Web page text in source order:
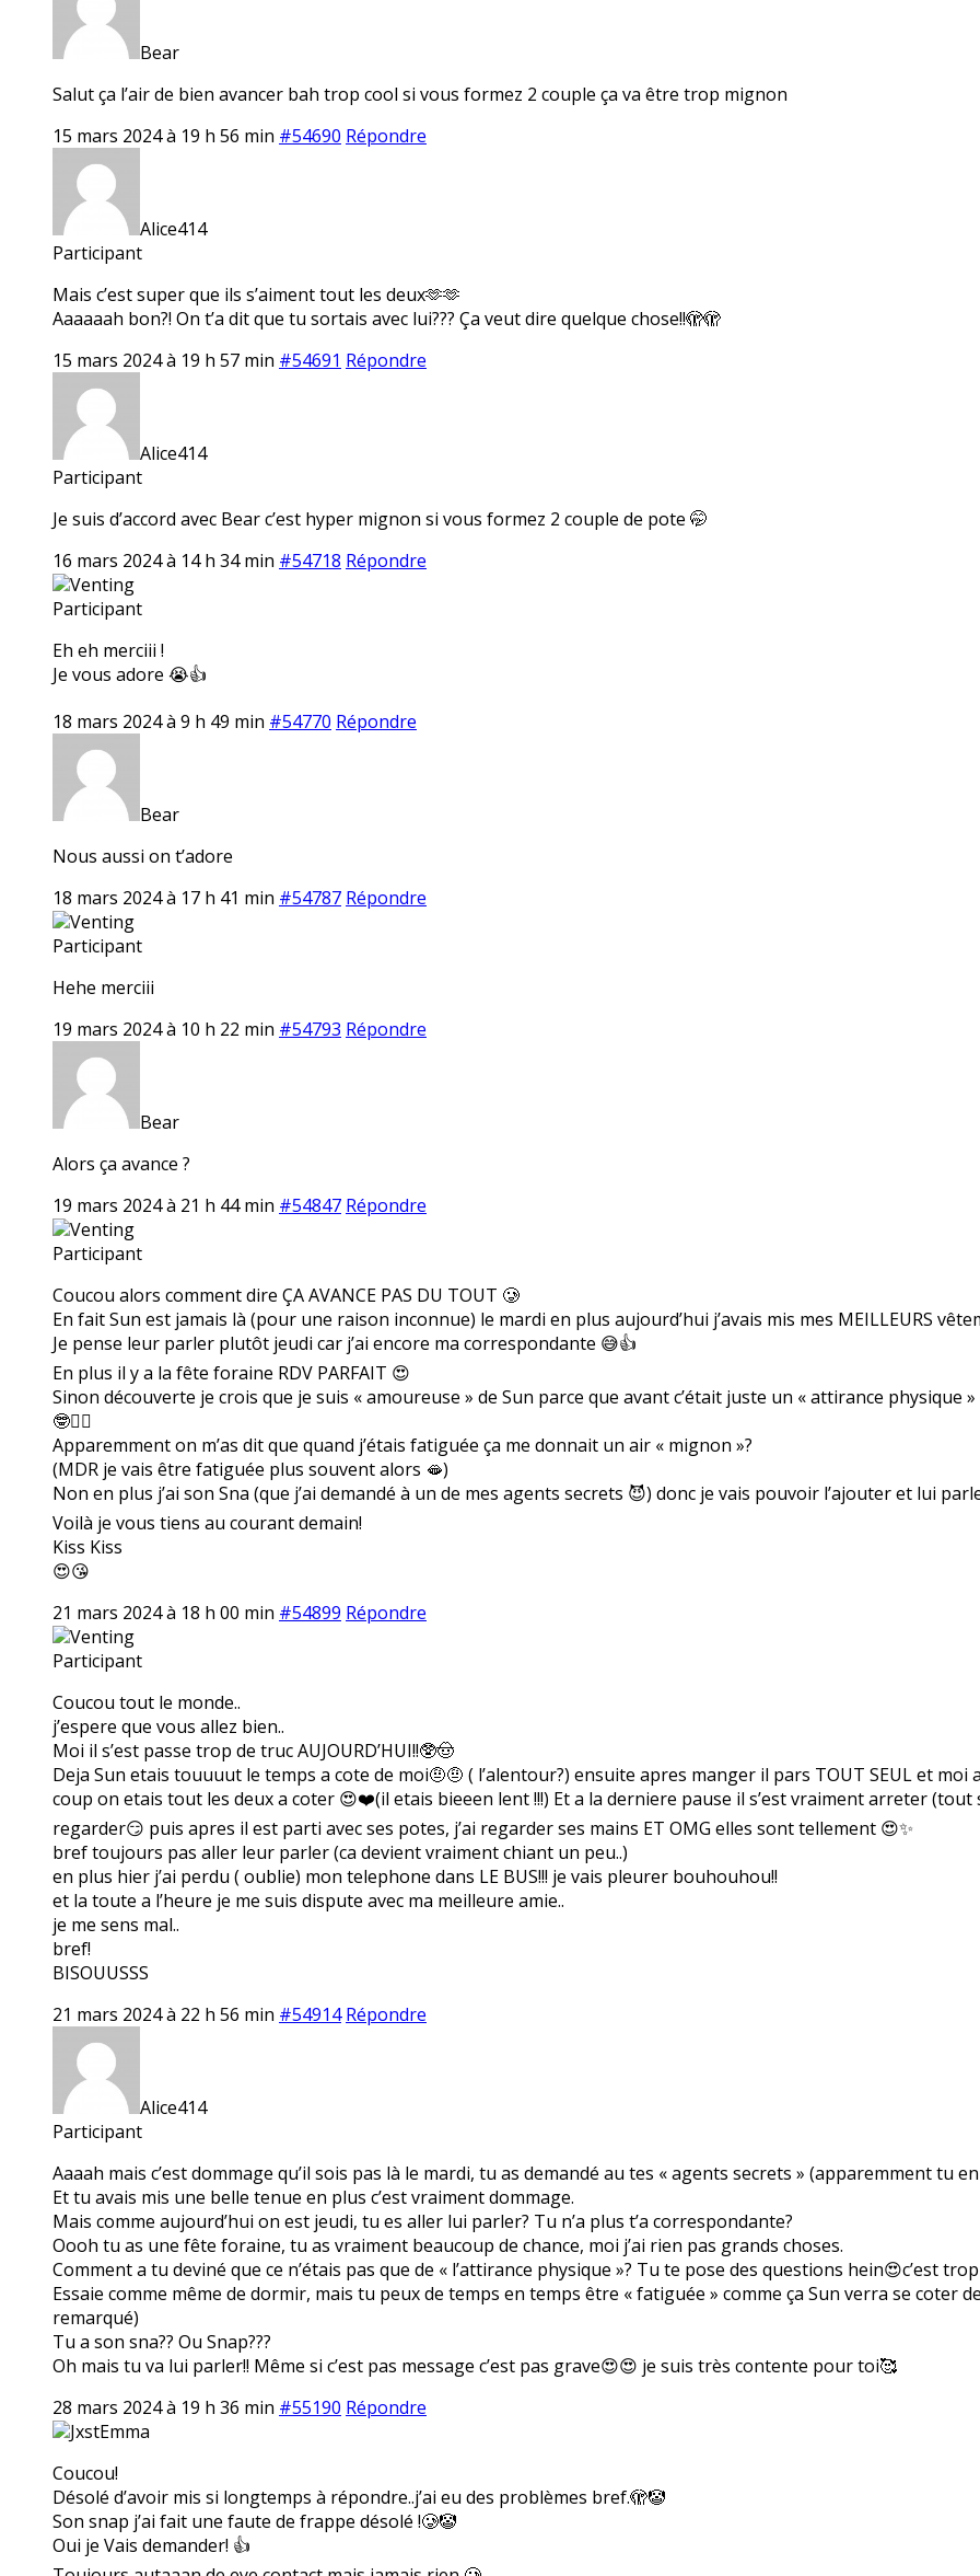
Bear
Salut ça l’air de bien avancer bah trop cool si vous formez 2 couple ça va être trop mignon
15 mars 2024 à 19 h 56 min #54690 Répondre
Alice414
Participant
Mais c’est super que ils s’aiment tout les deux🫶🫶
Aaaaaah bon?! On t’a dit que tu sortais avec lui??? Ça veut dire quelque chose!!🫣🫣
15 mars 2024 à 19 h 57 min #54691 Répondre
Alice414
Participant
Je suis d’accord avec Bear c’est hyper mignon si vous formez 2 couple de pote 🤭
16 mars 2024 à 14 h 34 min #54718 Répondre
Venting
Participant
Eh eh merciii !
Je vous adore 😭👍
18 mars 2024 à 9 h 49 min #54770 Répondre
Bear
Nous aussi on t’adore
18 mars 2024 à 17 h 41 min #54787 Répondre
Venting
Participant
Hehe merciii
19 mars 2024 à 10 h 22 min #54793 Répondre
Bear
Alors ça avance ?
19 mars 2024 à 21 h 44 min #54847 Répondre
Venting
Participant
Coucou alors comment dire ÇA AVANCE PAS DU TOUT 🥲
En fait Sun est jamais là (pour une raison inconnue) le mardi en plus aujourd’hui j’avais mis mes MEILLEURS
Je pense leur parler plutôt jeudi car j’ai encore ma correspondante 😅👍
En plus il y a la fête foraine RDV PARFAIT 😍
Sinon découverte je crois que je suis « amoureuse » de Sun parce que avant c’était juste un « attirance physique
🤓🤷‍♀️
Apparemment on m’as dit que quand j’étais fatiguée ça me donnait un air « mignon »?
(MDR je vais être fatiguée plus souvent alors 🫦)
Non en plus j’ai son Sna (que j’ai demandé à un de mes agents secrets 😈) donc je vais pouvoir l’ajouter et lui
Voilà je vous tiens au courant demain!
Kiss Kiss
😍😘
21 mars 2024 à 18 h 00 min #54899 Répondre
Venting
Participant
Coucou tout le monde..
j’espere que vous allez bien..
Moi il s’est passe trop de truc AUJOURD’HUI!!🥸🤠
Deja Sun etais touuuut le temps a cote de moi🤨🤨 ( l’alentour?) ensuite apres manger il pars TOUT SEUL et moi
coup on etais tout les deux a coter 😍❤️(il etais bieeen lent !!!) Et a la derniere pause il s’est vraiment arreter (tout
regarder😏 puis apres il est parti avec ses potes, j’ai regarder ses mains ET OMG elles sont tellement 😍✨
bref toujours pas aller leur parler (ca devient vraiment chiant un peu..)
en plus hier j’ai perdu ( oublie) mon telephone dans LE BUS!!! je vais pleurer bouhouhou!!
et la toute a l’heure je me suis dispute avec ma meilleure amie..
je me sens mal..
bref!
BISOUUSSS
21 mars 2024 à 22 h 56 min #54914 Répondre
Alice414
Participant
Aaaah mais c’est dommage qu’il sois pas là le mardi, tu as demandé au tes « agents secrets » (apparemment tu
Et tu avais mis une belle tenue en plus c’est vraiment dommage.
Mais comme aujourd’hui on est jeudi, tu es aller lui parler? Tu n’a plus t’a correspondante?
Oooh tu as une fête foraine, tu as vraiment beaucoup de chance, moi j’ai rien pas grands choses.
Comment a tu deviné que ce n’étais pas que de « l’attirance physique »? Tu te pose des questions hein😍c’est
Essaie comme même de dormir, mais tu peux de temps en temps être « fatiguée » comme ça Sun verra se coter
remarqué)
Tu a son sna?? Ou Snap???
Oh mais tu va lui parler!! Même si c’est pas message c’est pas grave😍😍 je suis très contente pour toi🥰
28 mars 2024 à 19 h 36 min #55190 Répondre
JxstEmma
Coucou!
Désolé d’avoir mis si longtemps à répondre..j’ai eu des problèmes bref.🫣🤡
Son snap j’ai fait une faute de frappe désolé !🥲🤡
Oui je Vais demander! 👍